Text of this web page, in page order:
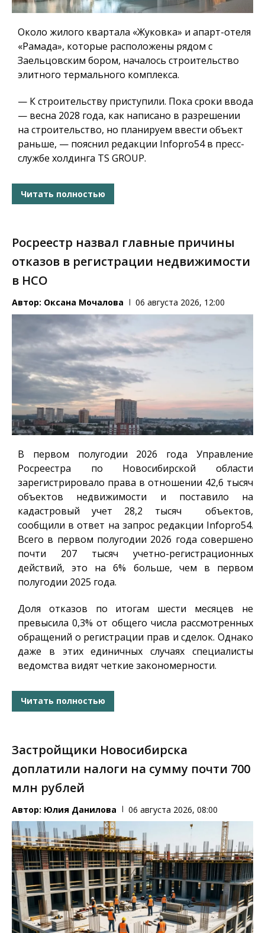
Около жилого квартала «Жуковка» и апарт-отеля
«Рамада», которые расположены рядом с
Заельцовским бором, началось строительство
элитного термального комплекса.
— К строительству приступили. Пока сроки ввода
— весна 2028 года, как написано в разрешении
на строительство, но планируем ввести объект
раньше, — пояснил редакции Infopro54 в пресс-
службе холдинга TS GROUP.
Читать полностью
Росреестр назвал главные причины
отказов в регистрации недвижимости
в НСО
Автор: Оксана Мочалова 06 августа 2026, 12:00
В первом полугодии 2026 года Управление
Росреестра по Новосибирской области
зарегистрировало права в отношении 42,6 тысяч
объектов недвижимости и поставило на
кадастровый учет 28,2 тысяч объектов,
сообщили в ответ на запрос редакции Infopro54.
Всего в первом полугодии 2026 года совершено
почти 207 тысяч учетно-регистрационных
действий, это на 6% больше, чем в первом
полугодии 2025 года.
Доля отказов по итогам шести месяцев не
превысила 0,3% от общего числа рассмотренных
обращений о регистрации прав и сделок. Однако
даже в этих единичных случаях специалисты
ведомства видят четкие закономерности.
Читать полностью
Застройщики Новосибирска
доплатили налоги на сумму почти 700
млн рублей
Автор: Юлия Данилова 06 августа 2026, 08:00